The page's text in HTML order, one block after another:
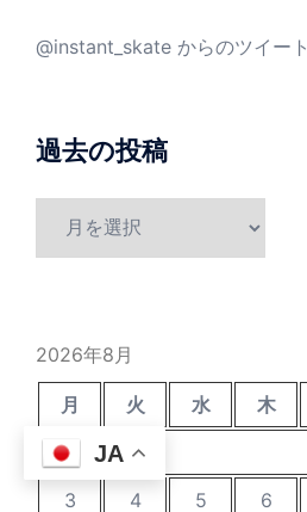
@instant_skate からのツイート
過去の投稿
2026年8月
月 火 水 木
3
4 5 6
JA